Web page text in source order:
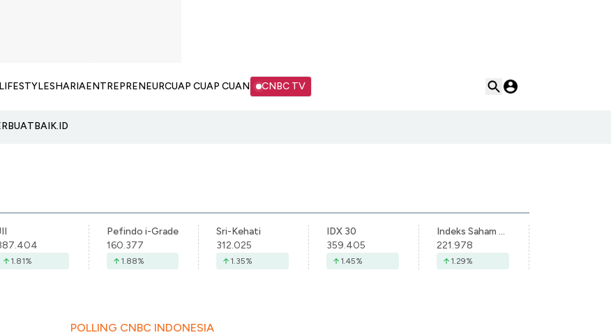
LIFESTYLESHARIAENTREPRENEURCUAP CUAP CUAN CNBC TV
1.81%
Pefindo i-Grade
160.377
1.88%
Sri-Kehati
312.025
1.35%
IDX 30
359.405
1.45%
Indeks Saham Syariah Indonesia
221.978
1.29%
POLLING CNBC INDONESIA